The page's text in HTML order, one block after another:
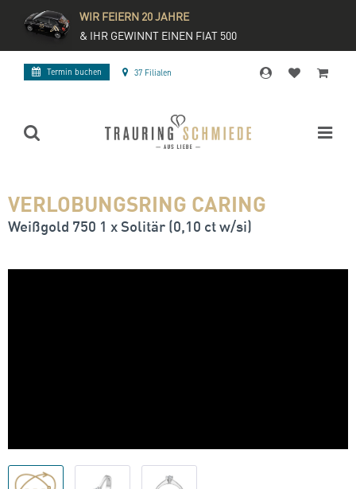
WIR FEIERN 20 JAHRE
& IHR GEWINNT EINEN FIAT 500
Termin buchen 37 Filialen
VERLOBUNGSRING CARING
Weißgold 750 1 x Solitär (0,10 ct w/si)